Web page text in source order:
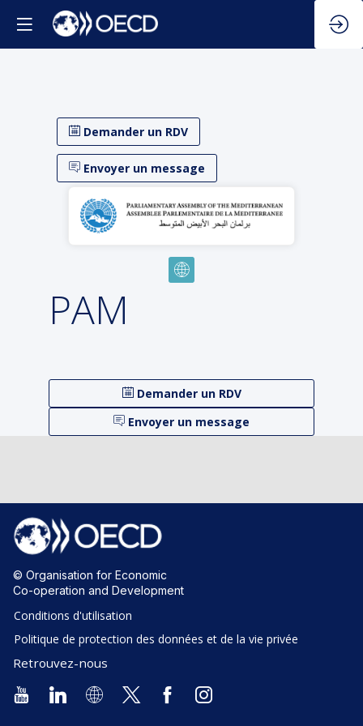
Demander un RDV
Envoyer un message
PAM
Demander un RDV
Envoyer un message
© Organisation for Economic
Co-operation and Development
Conditions d'utilisation
Politique de protection des données et de la vie privée
Retrouvez-nous